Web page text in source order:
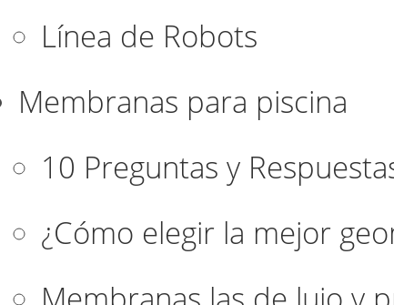
Línea de Robots
Membranas para piscina
10 Preguntas y
¿Cómo elegir la mejor